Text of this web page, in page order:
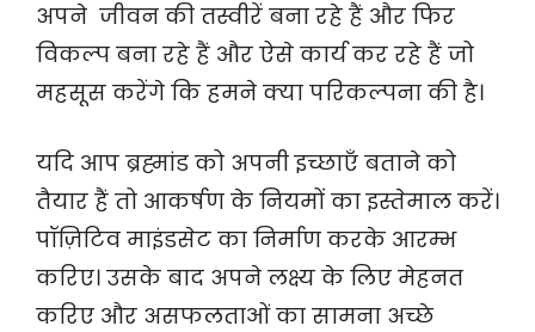
अपने जीवन की तस्वीरें बना रहे हैं और फिर
विकल्प बना रहे हैं और ऐसे कार्य कर रहे हैं जो
महसूस करेंगे कि हमने क्या परिकल्पना की है।
यदि आप ब्रह्मांड को अपनी इच्छाएँ बताने को
तैयार हैं तो आकर्षण के नियमों का इस्तेमाल करें।
पॉज़िटिव माइंडसेट का निर्माण करके आरम्भ
करिए। उसके बाद अपने लक्ष्य के लिए मेहनत
करिए और असफलताओं का सामना अच्छे